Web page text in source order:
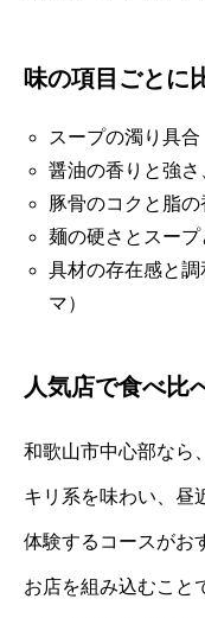
味の項目ごとに
スープの濁り具
醤油の香りと強
豚骨のコクと脂
麺の硬さとスー
具材の存在感と
マ）
人気店で食べ比
和歌山市中心部なら
キリ系を味わい、昼
体験するコースがお
お店を組み込むこと